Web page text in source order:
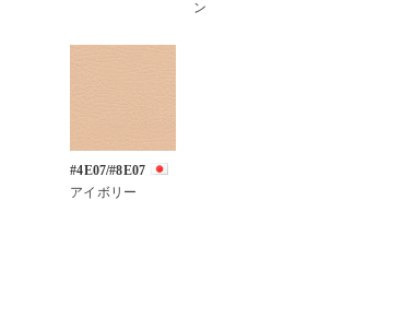
ン
#4E07/#8E07
アイボリー